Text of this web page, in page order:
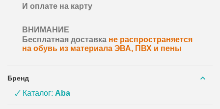
И оплате на карту
ВНИМАНИЕ
Бесплатная доставка не распространяется
на обувь из материала ЭВА, ПВХ и пены
Бренд
🗸 Каталог:Aba